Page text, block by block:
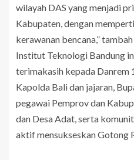
wilayah DAS yang menjadi
Kabupaten, dengan
kerawanan bencana,”
Institut Teknologi Bandung
terimakasih kepada Danrem
Kapolda Bali dan jajaran,
pegawai Pemprov dan
dan Desa Adat, serta
aktif mensukseskan Gotong